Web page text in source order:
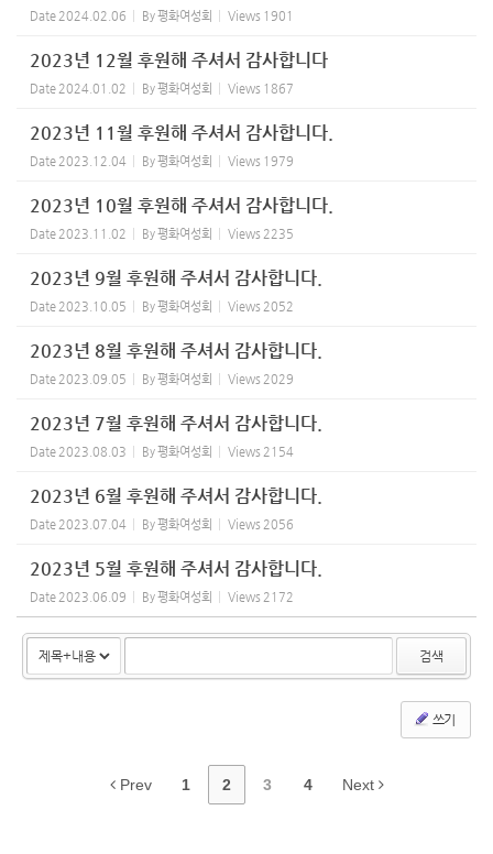
Date 2024.02.06 By평화여성회 Views 1901
2023년 12월 후원해 주셔서 감사합니다
Date 2024.01.02 By평화여성회 Views 1867
2023년 11월 후원해 주셔서 감사합니다.
Date 2023.12.04 By평화여성회 Views 1979
2023년 10월 후원해 주셔서 감사합니다.
Date 2023.11.02 By평화여성회 Views 2235
2023년 9월 후원해 주셔서 감사합니다.
Date 2023.10.05 By평화여성회 Views 2052
2023년 8월 후원해 주셔서 감사합니다.
Date 2023.09.05 By평화여성회 Views 2029
2023년 7월 후원해 주셔서 감사합니다.
Date 2023.08.03 By평화여성회 Views 2154
2023년 6월 후원해 주셔서 감사합니다.
Date 2023.07.04 By평화여성회 Views 2056
2023년 5월 후원해 주셔서 감사합니다.
Date 2023.06.09 By평화여성회 Views 2172
검색
쓰기
Prev 1 2 3 4 Next